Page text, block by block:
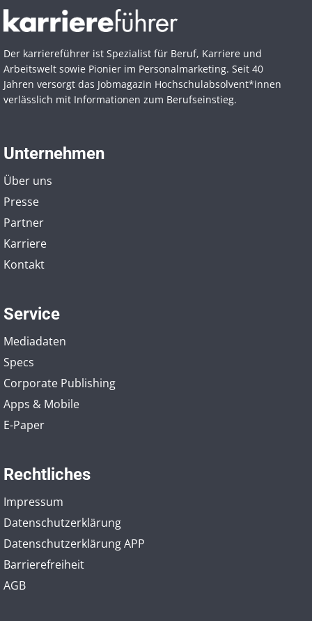
Der karriereführer ist Spezialist für Beruf, Karriere und
Arbeitswelt sowie Pionier im Personal­marketing. Seit 40
Jahren versorgt das Jobmagazin Hochschul­absolvent*innen
verlässlich mit Informationen zum Berufseinstieg.
Unternehmen
Über uns
Presse
Partner
Karriere
Kontakt
Service
Mediadaten
Specs
Corporate Publishing
Apps & Mobile
E-Paper
Rechtliches
Impressum
Datenschutzerklärung
Datenschutzerklärung APP
Barrierefreiheit
AGB